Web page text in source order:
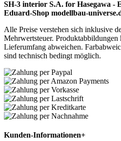
SH-3 interior S.A. for Hasegawa -
Eduard-Shop modellbau-
Alle Preise verstehen sich inklusive
Mehrwertsteuer. Produktabbildungen
Lieferumfang abweichen.
sind technisch bedingt möglich.
Kunden-Informationen+